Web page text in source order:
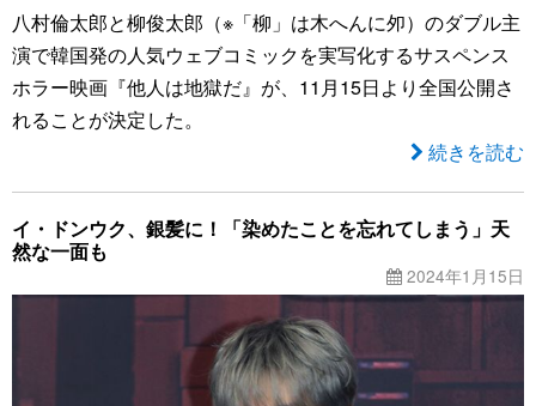
八村倫太郎と柳俊太郎（※「柳」は木へんに夘）のダブル主
演で韓国発の人気ウェブコミックを実写化するサスペンス
ホラー映画『他人は地獄だ』が、11月15日より全国公開さ
れることが決定した。
続きを読む
イ・ドンウク、銀髪に！「染めたことを忘れてしまう」天
然な一面も
2024年1月15日